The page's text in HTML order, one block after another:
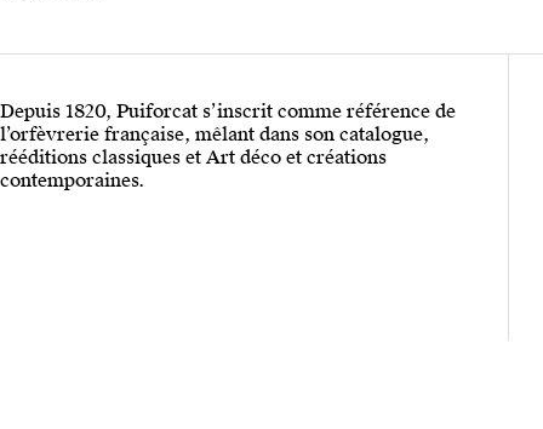
Depuis 1820, Puiforcat s’inscrit comme référence de
l’orfèvrerie française, mêlant dans son catalogue,
rééditions classiques et Art déco et créations
contemporaines.